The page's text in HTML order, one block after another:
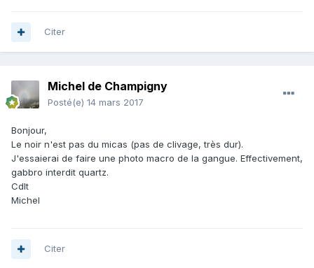
Citer
Michel de Champigny
Posté(e) 14 mars 2017
Bonjour,
Le noir n'est pas du micas (pas de clivage, très dur).
J'essaierai de faire une photo macro de la gangue. Effectivement,
gabbro interdit quartz.
Cdlt
Michel
Citer